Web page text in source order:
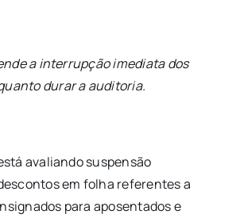
a interrupção imediata dos
durar a auditoria.
avaliando suspensão
em folha referentes a
para aposentados e